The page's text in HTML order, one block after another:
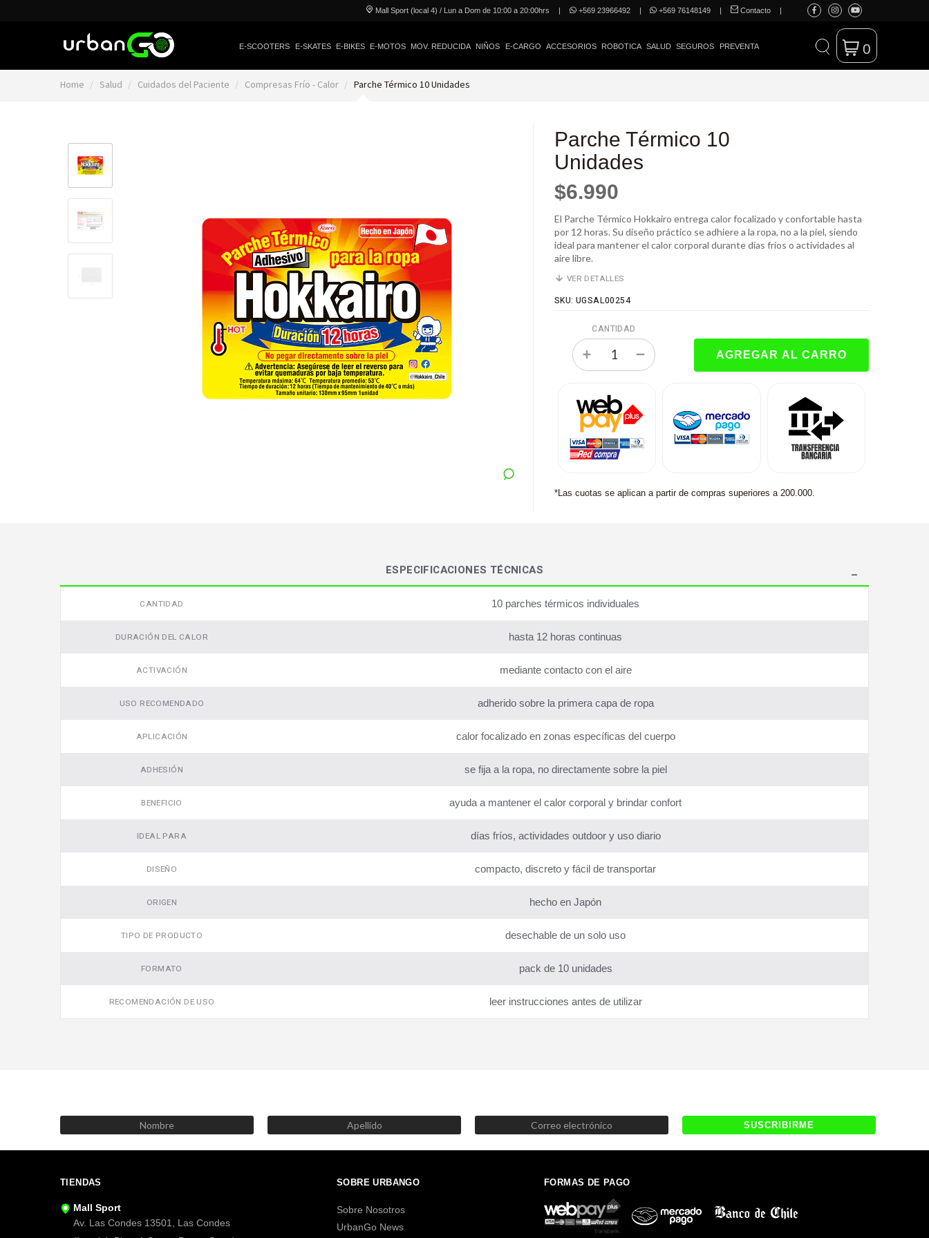
Mall Sport (local 4) / Lun a Dom de 10:00 a 20:00hrs | +569 23966492 | +569 76148149 | Contacto |
E-SCOOTERS E-SKATES E-BIKES E-MOTOS MOV. REDUCIDA NIÑOS E-CARGO ACCESORIOS ROBOTICA SALUD SEGUROS PREVENTA 0
Home Salud Cuidados del Paciente Compresas Frío - Calor Parche Térmico 10 Unidades
Parche Térmico 10
Unidades
$6.990
El Parche Térmico Hokkairo entrega calor focalizado y confortable hasta
por 12 horas. Su diseño práctico se adhiere a la ropa, no a la piel, siendo
ideal para mantener el calor corporal durante días fríos o actividades al
aire libre.
VER DETALLES
SKU: UGSAL00254
CANTIDAD
*Las cuotas se aplican a partir de compras superiores a 200.000.
ESPECIFICACIONES TÉCNICAS
CANTIDAD 10 parches térmicos individuales
DURACIÓN DEL CALOR hasta 12 horas continuas
ACTIVACIÓN mediante contacto con el aire
USO RECOMENDADO adherido sobre la primera capa de ropa
APLICACIÓN calor focalizado en zonas específicas del cuerpo
ADHESIÓN se fija a la ropa, no directamente sobre la piel
BENEFICIO ayuda a mantener el calor corporal y brindar confort
IDEAL PARA días fríos, actividades outdoor y uso diario
DISEÑO compacto, discreto y fácil de transportar
ORIGEN hecho en Japón
TIPO DE PRODUCTO desechable de un solo uso
FORMATO pack de 10 unidades
RECOMENDACIÓN DE USO leer instrucciones antes de utilizar
TIENDAS
Mall Sport
Av. Las Condes 13501, Las Condes
SOBRE URBANGO
Sobre Nosotros
UrbanGo News
FORMAS DE PAGO